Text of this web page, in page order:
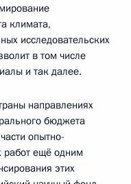
климата,
исследовательских
в том числе
и так далее.
направлениях
бюджета
опытно-
работ ещё одним
этих